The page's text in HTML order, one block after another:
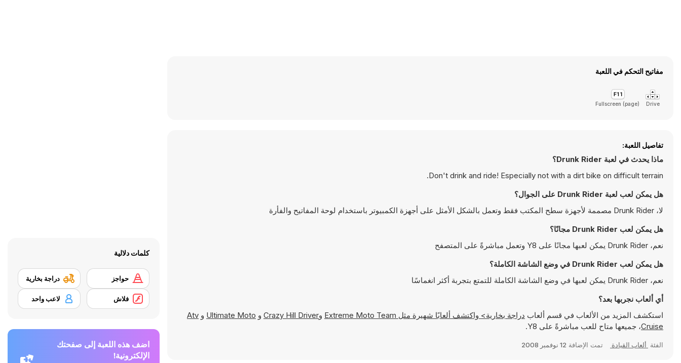
مفاتيح التحكم في اللعبة
Drive
Fullscreen (page)
تفاصيل اللعبة:
ماذا يحدث في لعبة Drunk Rider؟
Don't drink and ride! Especially not with a dirt bike on difficult terrain.
هل يمكن لعب لعبة Drunk Rider على الجوال؟
لا، Drunk Rider مصممة لأجهزة سطح المكتب فقط وتعمل بالشكل الأمثل على أجهزة الكمبيوتر باستخدام لوحة المفاتيح والفأرة
هل يمكن لعب Drunk Rider مجانًا؟
نعم، Drunk Rider يمكن لعبها مجانًا على Y8 وتعمل مباشرةً على المتصفح
هل يمكن لعب Drunk Rider في وضع الشاشة الكاملة؟
نعم، Drunk Rider يمكن لعبها في وضع الشاشة الكاملة للتمتع بتجربة أكثر انغماسًا
أي ألعاب نجربها بعد؟
استكشف المزيد من الألعاب في قسم ألعاب دراجة بخارية> واكتشف ألعابًا شهيرة مثل Extreme Moto Team وCrazy Hill Driver و Ultimate Moto و Atv
Cruise، جميعها متاح للعب مباشرةً على Y8.
الفئة ألعاب القيادة تمت الإضافة 12 نوفمبر 2008
كلمات دلالية
حواجز دراجة بخارية
فلاش لاعب واحد
اضف هذه اللعبة إلى صفحتك
الإلكترونية!